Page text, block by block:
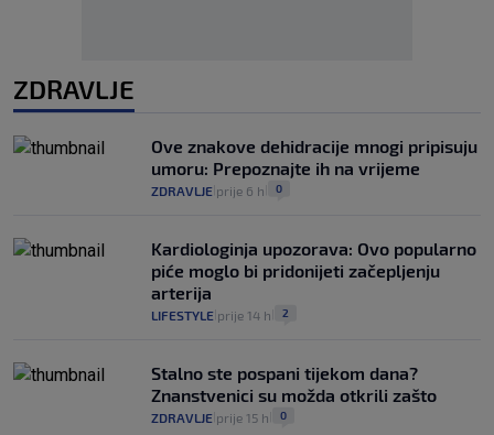
ZDRAVLJE
Ove znakove dehidracije mnogi pripisuju
umoru: Prepoznajte ih na vrijeme
ZDRAVLJE prije 6 h 0
Kardiologinja upozorava: Ovo popularno
piće moglo bi pridonijeti začepljenju
arterija
LIFESTYLE prije 14 h 2
Stalno ste pospani tijekom dana?
Znanstvenici su možda otkrili zašto
ZDRAVLJE prije 15 h 0